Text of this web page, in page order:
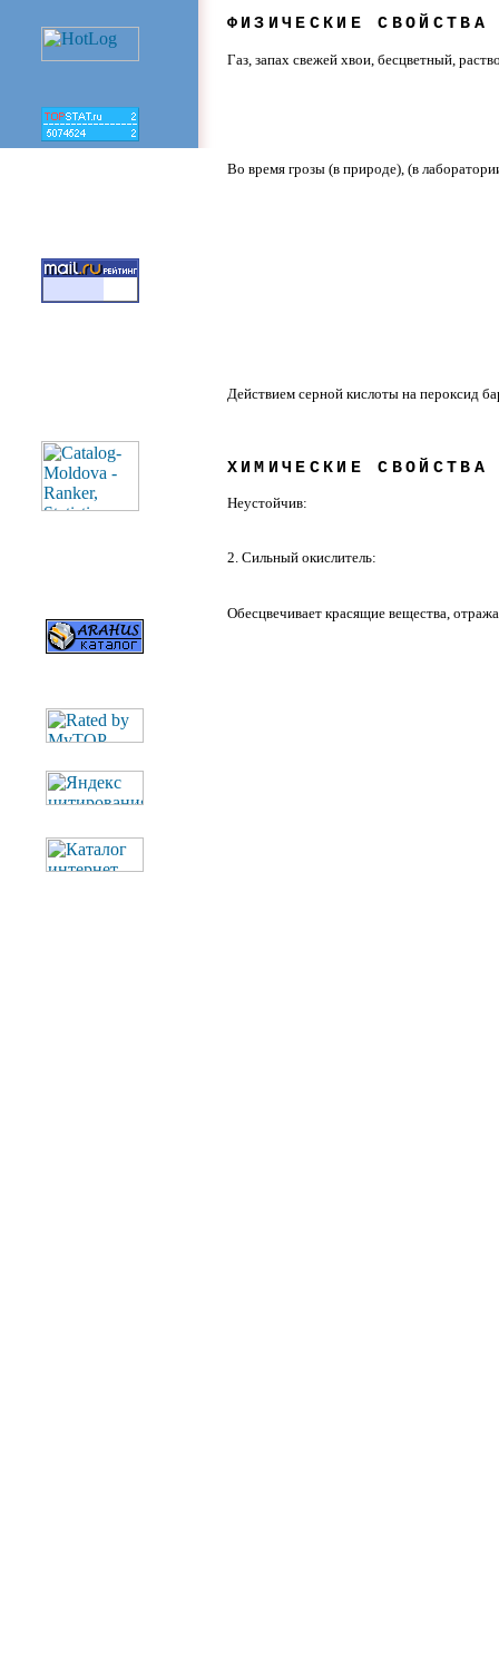
ФИЗИЧЕСКИЕ СВОЙСТВА
Газ, запах свежей хвои, бесцветный,
Во время грозы (в природе), (в
Действием серной кислоты на пероксид
ХИМИЧЕСКИЕ СВОЙСТВА
Неустойчив:
2. Сильный окислитель:
Обесцвечивает красящие вещества,